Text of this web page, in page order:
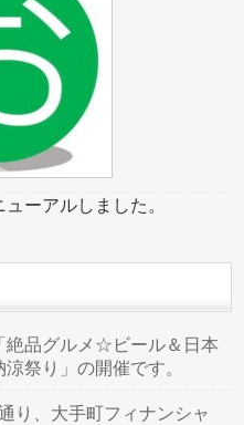
ーアルしました。
絶品グルメ☆ビール＆日本
祭り」の開催です。
り、大手町フィナンシャ